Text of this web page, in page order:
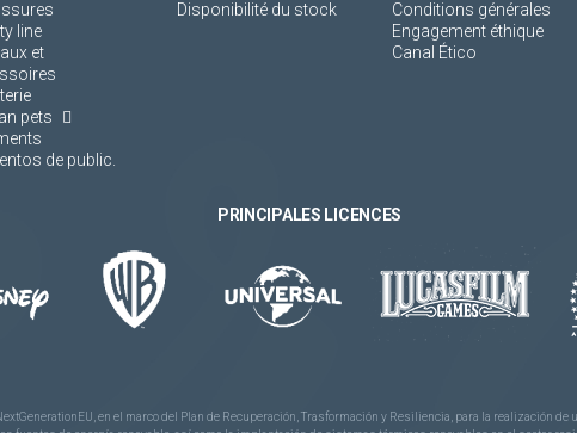
line
et
pets
de public.
Disponibilité du stock
Conditions générales
Engagement éthique
Canal Ético
PRINCIPALES LICENCES
en el marco del Plan de Recuperación, Trasformación y Resiliencia, para la realización